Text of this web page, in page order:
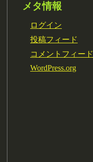
メタ情報
ログイン
投稿フィード
コメントフィード
WordPress.org